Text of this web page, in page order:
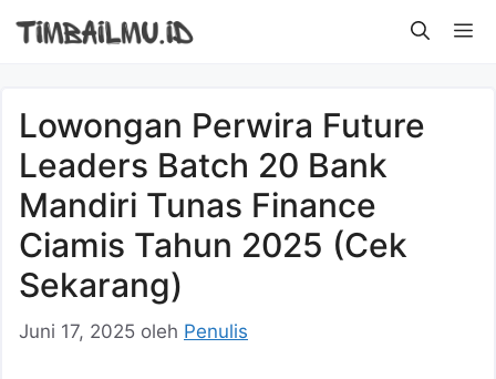
Lowongan Perwira Future
Leaders Batch 20 Bank
Mandiri Tunas Finance
Ciamis Tahun 2025 (Cek
Sekarang)
Juni 17, 2025 oleh Penulis